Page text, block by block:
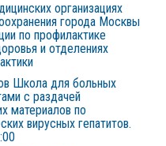
организациях
города Москвы
по профилактике
и отделениях
Школа для больных
с раздачей
материалов по
вирусных гепатитов.